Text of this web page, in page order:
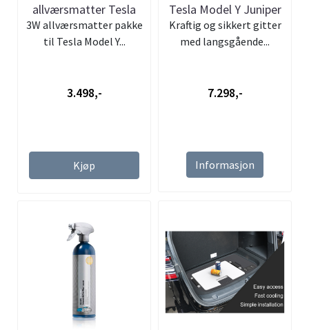
allværsmatter Tesla
Model Y Juniper
3W allværsmatter pakke
til Tesla Model Y...
3.498,-
Kjøp
Tesla Model Y Juniper
Kraftig og sikkert gitter
med langsgående...
7.298,-
Informasjon